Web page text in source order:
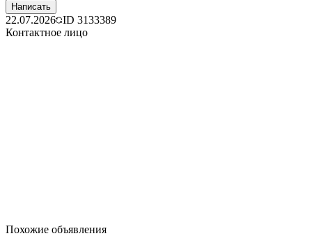
Написать
22.07.2026 ID 3133389
Контактное лицо
Похожие объявления